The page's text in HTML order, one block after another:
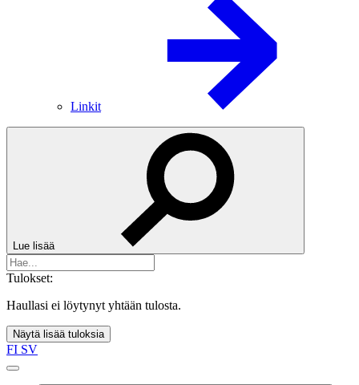
Linkit
Lue lisää
Tulokset:
Haullasi ei löytynyt yhtään tulosta.
Näytä lisää tuloksia
FI SV